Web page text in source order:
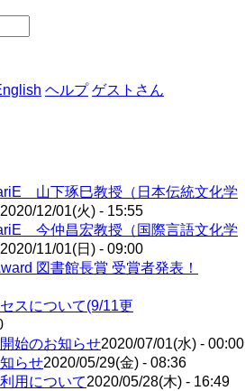
ヘルプ ゲストさん
山下琢巳教授（日本伝統文化学
2020/12/01(火) - 15:55
今仲昌宏教授（国際言語文化学
2020/11/01(日) - 09:00
図書館長賞 受賞者発表！
スについて(9/11更
始のお知らせ2020/07/01(水) - 00:00
らせ2020/05/29(金) - 08:36
用について2020/05/28(木) - 16:49